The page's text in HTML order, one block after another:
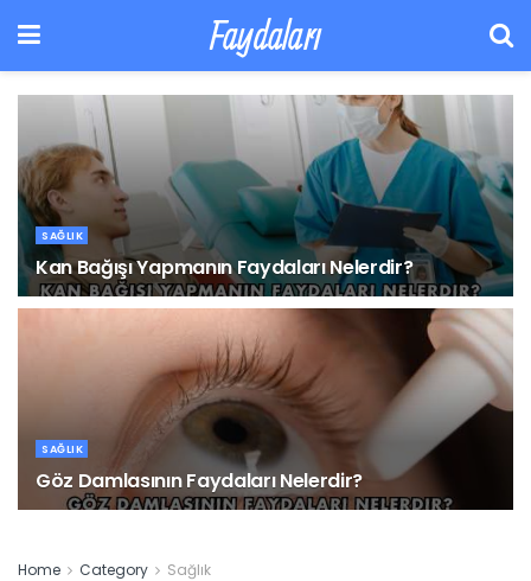
Faydaları
SAĞLIK
Kan Bağışı Yapmanın Faydaları Nelerdir?
7 AĞUSTOS 2026
SAĞLIK
Göz Damlasının Faydaları Nelerdir?
Home Category Sağlık